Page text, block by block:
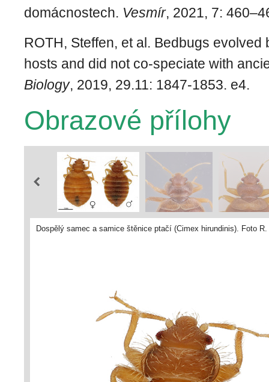
domácnostech. Vesmír, 2021, 7:
ROTH, Steffen, et al. Bedbugs evolved
hosts and did not co-speciate with
Biology, 2019, 29.11: 1847-1853. e4.
Obrazové přílohy
Dospělý samec a samice štěnice ptačí (Cimex hirundinis). Foto R.